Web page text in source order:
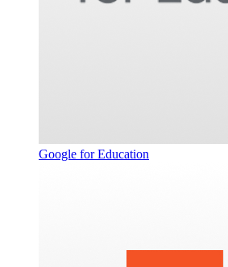
Google for Education